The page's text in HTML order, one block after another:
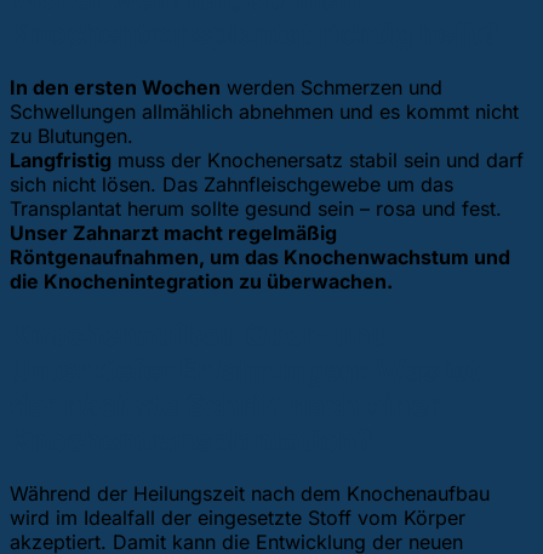
In den ersten Wochen werden Schmerzen und
Schwellungen allmählich abnehmen und es kommt nicht
zu Blutungen.
Langfristig muss der Knochenersatz stabil sein und darf
sich nicht lösen. Das Zahnfleischgewebe um das
Transplantat herum sollte gesund sein – rosa und fest.
Unser Zahnarzt macht regelmäßig
Röntgenaufnahmen, um das Knochenwachstum und
die Knochenintegration zu überwachen.
Während der Heilungszeit nach dem Knochenaufbau
wird im Idealfall der eingesetzte Stoff vom Körper
akzeptiert. Damit kann die Entwicklung der neuen